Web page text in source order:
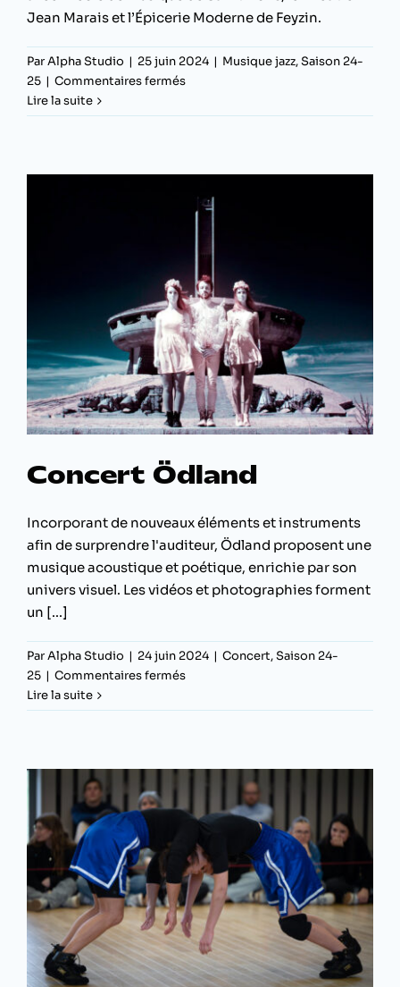
Jean Marais et l’Épicerie Moderne de Feyzin.
ParAlpha Studio | 25 juin 2024 | Musique jazz,Saison 24-
25 | Commentaires ferméssur
Fons
Lire la suite
Concert Ödland
Incorporant de nouveaux éléments et instruments
afin de surprendre l'auditeur, Ödland proposent une
musique acoustique et poétique, enrichie par son
univers visuel. Les vidéos et photographies forment
un [...]
ParAlpha Studio | 24 juin 2024 | Concert,Saison 24-
25 | Commentaires ferméssur
Ödland
Lire la suite